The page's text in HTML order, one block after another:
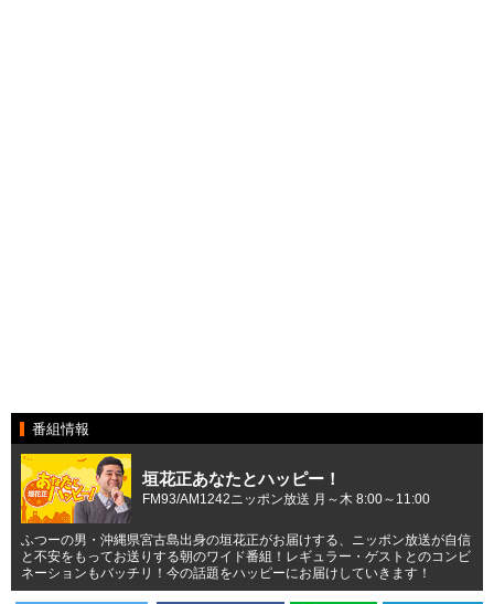
番組情報
垣花正あなたとハッピー！
FM93/AM1242ニッポン放送 月～木 8:00～11:00
ふつーの男・沖縄県宮古島出身の垣花正がお届けする、ニッポン放送が自信
と不安をもってお送りする朝のワイド番組！レギュラー・ゲストとのコンビ
ネーションもバッチリ！今の話題をハッピーにお届けしていきます！